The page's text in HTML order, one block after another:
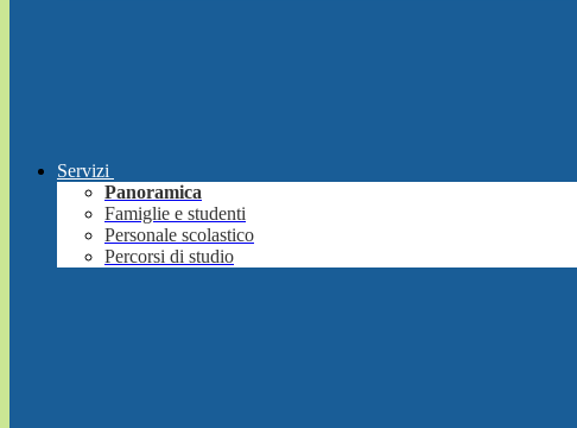
Servizi
Panoramica
Famiglie e studenti
Personale scolastico
Percorsi di studio